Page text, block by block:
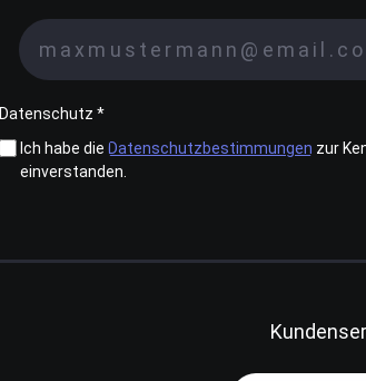
Datenschutz *
Ich habe die Datenschutzbestimmungen zur
einverstanden.